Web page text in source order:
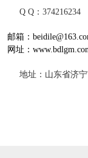
Q Q：374216234
邮箱：
网址：
地址：山东省济